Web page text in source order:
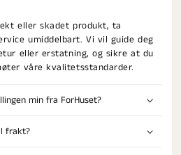
eller skadet produkt, ta
umiddelbart. Vi vil guide deg
eller erstatning, og sikre at du
våre kvalitetsstandarder.
min fra ForHuset?
frakt?